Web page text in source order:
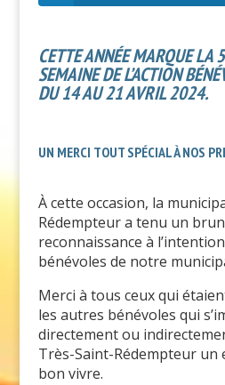
CETTE ANNÉE MARQUE LA
SEMAINE DE L’ACTION
DU 14 AU 21 AVRIL 2024.
UN MERCI TOUT SPÉCIAL À NOS
À cette occasion, la
Rédempteur a tenu un
reconnaissance à
bénévoles de notre
Merci à tous ceux qui
les autres bénévoles qui
directement ou
Très-Saint-Rédempteur
bon vivre.